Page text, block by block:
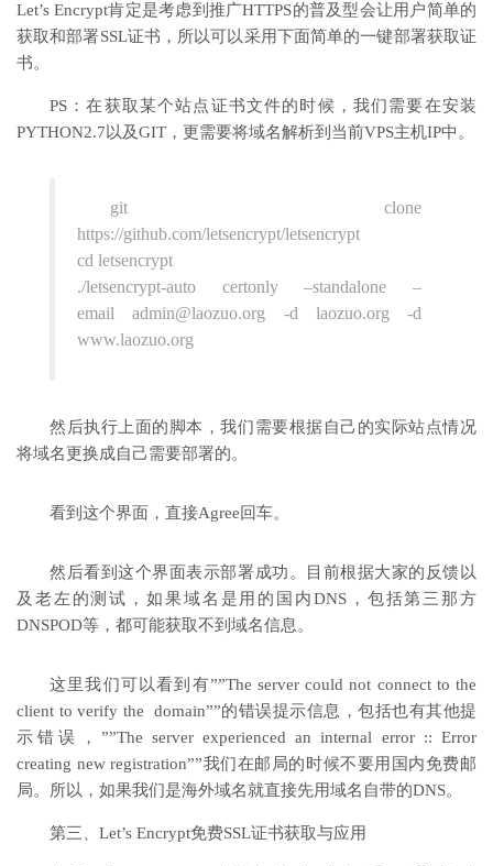
Let’s Encrypt肯定是考虑到推广HTTPS的普及型会让用户简单的
获取和部署SSL证书，所以可以采用下面简单的一键部署获取证
书。
PS：在获取某个站点证书文件的时候，我们需要在安装
PYTHON2.7以及GIT，更需要将域名解析到当前VPS主机IP中。
git clone
https://github.com/letsencrypt/letsencrypt
cd letsencrypt
./letsencrypt-auto certonly –standalone –
email admin@laozuo.org -d laozuo.org -d
www.laozuo.org
然后执行上面的脚本，我们需要根据自己的实际站点情况
将域名更换成自己需要部署的。
看到这个界面，直接Agree回车。
然后看到这个界面表示部署成功。目前根据大家的反馈以
及老左的测试，如果域名是用的国内DNS，包括第三那方
DNSPOD等，都可能获取不到域名信息。
这里我们可以看到有””The server could not connect to the
client to verify the domain””的错误提示信息，包括也有其他提
示错误，””The server experienced an internal error :: Error
creating new registration””我们在邮局的时候不要用国内免费邮
局。所以，如果我们是海外域名就直接先用域名自带的DNS。
第三、Let’s Encrypt免费SSL证书获取与应用